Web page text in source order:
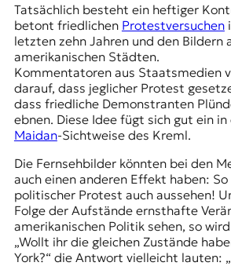
Tatsächlich besteht ein heftiger
betont friedlichen Protestversuchen
letzten zehn Jahren und den Bildern
amerikanischen Städten.
Kommentatoren aus Staatsmedien
darauf, dass jeglicher Protest
dass friedliche Demonstranten
ebnen. Diese Idee fügt sich gut ein
Maidan-Sichtweise des Kreml.
Die Fernsehbilder könnten bei den
auch einen anderen Effekt haben: So
politischer Protest auch aussehen!
Folge der Aufstände ernsthafte
amerikanischen Politik sehen, so
„Wollt ihr die gleichen Zustände
York?“ die Antwort vielleicht lauten: